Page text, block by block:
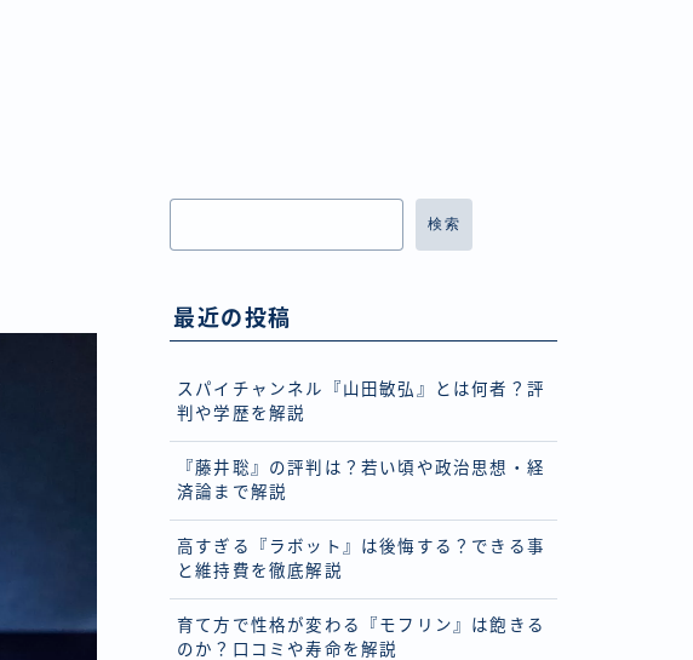
検索
最近の投稿
スパイチャンネル『山田敏弘』とは何者？評
判や学歴を解説
『藤井聡』の評判は？若い頃や政治思想・経
済論まで解説
高すぎる『ラボット』は後悔する？できる事
と維持費を徹底解説
育て方で性格が変わる『モフリン』は飽きる
のか？口コミや寿命を解説